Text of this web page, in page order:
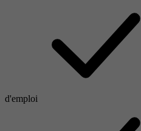
d'emploi